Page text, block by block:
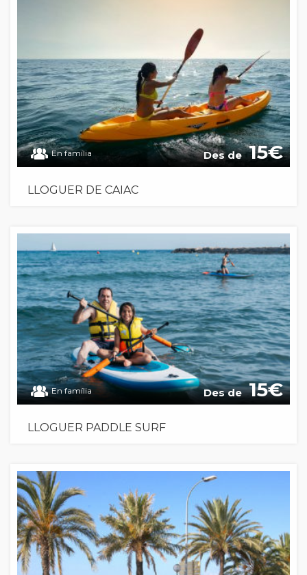
En família Des de 15
LLOGUER DE CAIAC
En família Des de 15
LLOGUER PADDLE SURF